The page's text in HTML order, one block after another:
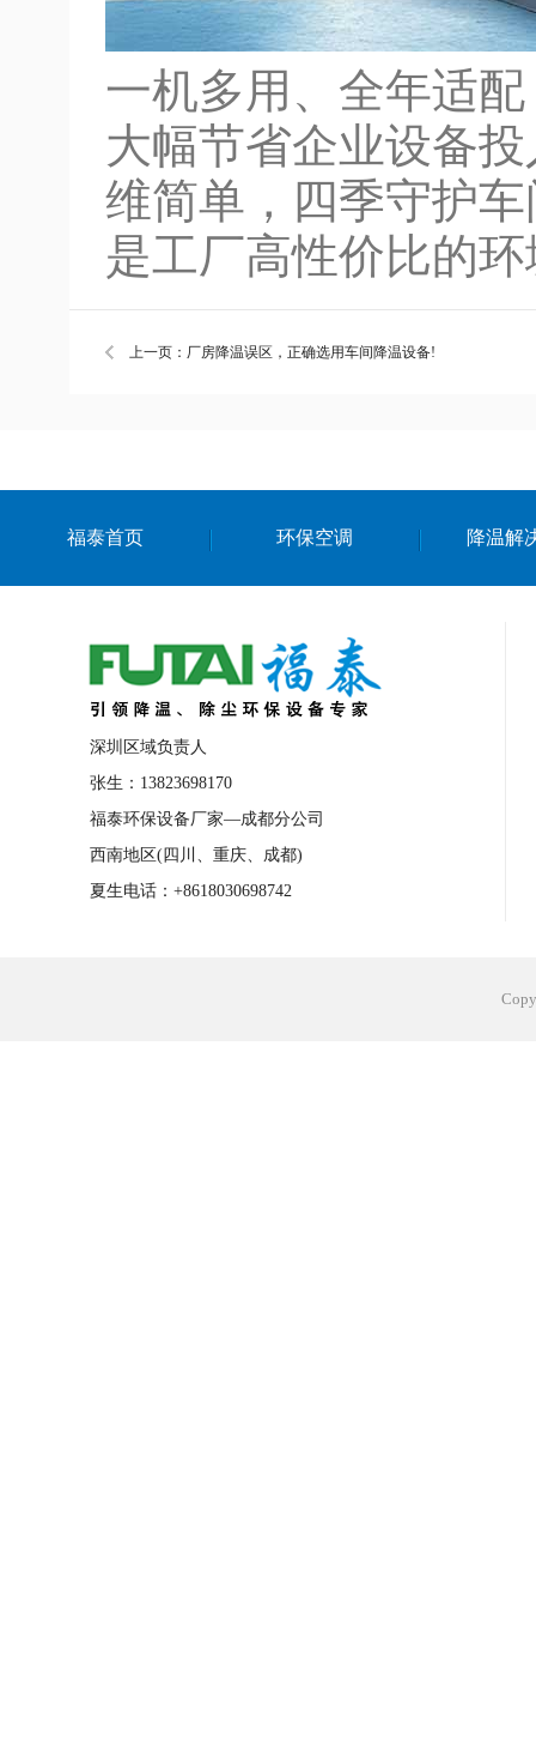
一机多用、全年适
大幅节省企业设备
维简单，四季守护
是工厂高性价比的
上一页：厂房降温误区，正确选用车间降温设备!
福泰首页 环保空调 降温解
深圳区域负责人
张生：13823698170
福泰环保设备厂家—成都分公司
西南地区(四川、重庆、成都)
夏生电话：+8618030698742